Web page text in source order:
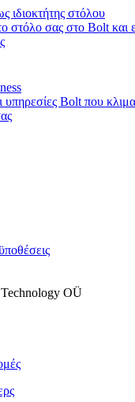
ιδιοκτήτης στόλου
στόλο σας στο Bolt και
υπηρεσίες Bolt που
OÜ